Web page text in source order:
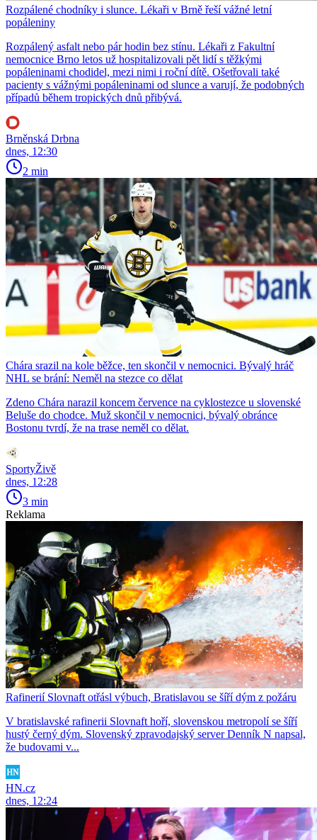
Rozpálené chodníky i slunce. Lékaři v Brně řeší vážné letní
popáleniny
Rozpálený asfalt nebo pár hodin bez stínu. Lékaři z Fakultní
nemocnice Brno letos už hospitalizovali pět lidí s těžkými
popáleninami chodidel, mezi nimi i roční dítě. Ošetřovali také
pacienty s vážnými popáleninami od slunce a varují, že podobných
případů během tropických dnů přibývá.
Brněnská Drbna
dnes, 12:30
2 min
Chára srazil na kole běžce, ten skončil v nemocnici. Bývalý hráč
NHL se brání: Neměl na stezce co dělat
Zdeno Chára narazil koncem července na cyklostezce u slovenské
Beluše do chodce. Muž skončil v nemocnici, bývalý obránce
Bostonu tvrdí, že na trase neměl co dělat.
SportyŽivě
dnes, 12:28
3 min
Reklama
Rafinerií Slovnaft otřásl výbuch, Bratislavou se šíří dým z požáru
V bratislavské rafinerii Slovnaft hoří, slovenskou metropolí se šíří
hustý černý dým. Slovenský zpravodajský server Denník N napsal,
že budovami v...
HN.cz
dnes, 12:24